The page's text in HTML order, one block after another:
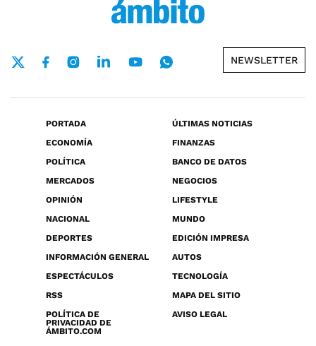
NEWSLETTER
PORTADA
ÚLTIMAS NOTICIAS
ECONOMÍA
FINANZAS
POLÍTICA
BANCO DE DATOS
MERCADOS
NEGOCIOS
OPINIÓN
LIFESTYLE
NACIONAL
MUNDO
DEPORTES
EDICIÓN IMPRESA
INFORMACIÓN GENERAL
AUTOS
ESPECTÁCULOS
TECNOLOGÍA
RSS
MAPA DEL SITIO
POLÍTICA DE
PRIVACIDAD DE
ÁMBITO.COM
AVISO LEGAL